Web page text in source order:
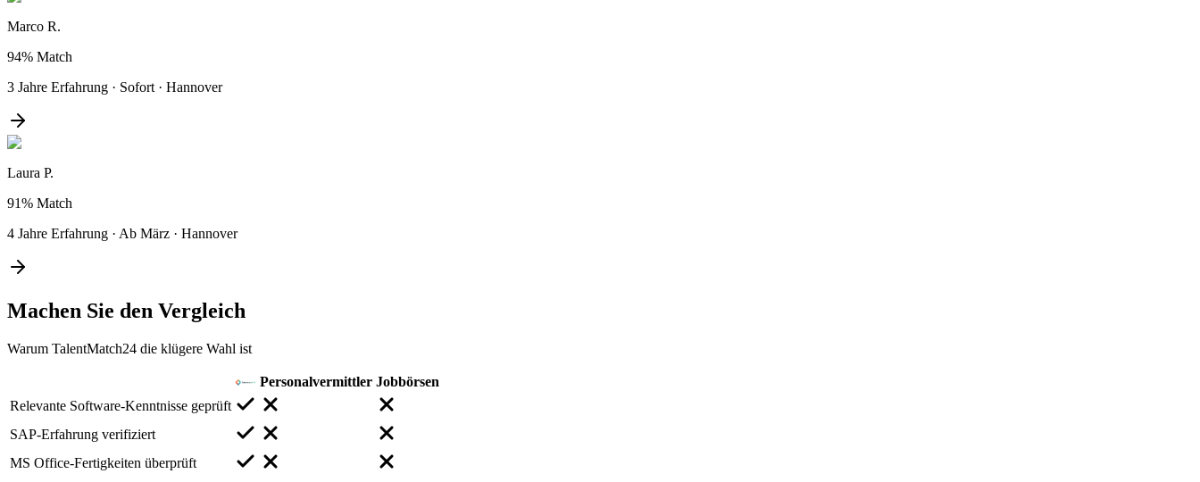
Marco R.
94% Match
3 Jahre Erfahrung · Sofort · Hannover
Laura P.
91% Match
4 Jahre Erfahrung · Ab März · Hannover
Machen Sie den Vergleich
Warum TalentMatch24 die klügere Wahl ist
Personalvermittler Jobbörsen
Relevante Software-Kenntnisse geprüft
SAP-Erfahrung verifiziert
MS Office-Fertigkeiten überprüft